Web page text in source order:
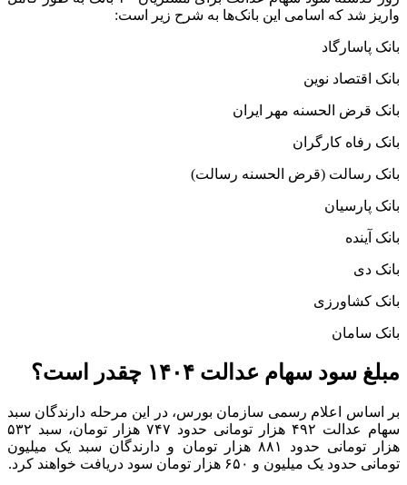
واریز شد که اسامی این بانک‌ها به شرح زیر است:
بانک پاسارگاد
بانک اقتصاد نوین
بانک قرض الحسنه مهر ایران
بانک رفاه کارگران
بانک رسالت (قرض الحسنه رسالت)
بانک پارسیان
بانک آینده
بانک دی
بانک کشاورزی
بانک سامان
مبلغ سود سهام عدالت ۱۴۰۴ چقدر است؟
بر اساس اعلام رسمی سازمان بورس، در این مرحله دارندگان سبد
سهام عدالت ۴۹۲ هزار تومانی حدود ۷۴۷ هزار تومان، سبد ۵۳۲
هزار تومانی حدود ۸۸۱ هزار تومان و دارندگان سبد یک میلیون
تومانی حدود یک میلیون و ۶۵۰ هزار تومان سود دریافت خواهند کرد.